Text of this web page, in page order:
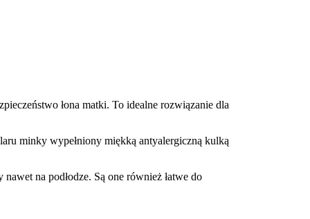
łona matki. To idealne rozwiązanie dla
minky wypełniony miękką antyalergiczną kulką
na podłodze. Są one również łatwe do